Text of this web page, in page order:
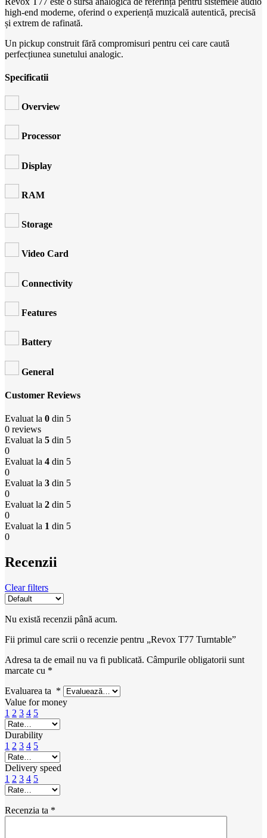
high-end moderne, oferind o experiență muzicală autentică, precisă
și extrem de rafinată.
Un pickup construit fără compromisuri pentru cei care caută
perfecțiunea sunetului analogic.
Specificatii
Overview
Processor
Display
RAM
Storage
Video Card
Connectivity
Features
Battery
General
Customer Reviews
Evaluat la 0 din 5
0 reviews
Evaluat la 5 din 5
0
Evaluat la 4 din 5
0
Evaluat la 3 din 5
0
Evaluat la 2 din 5
0
Evaluat la 1 din 5
0
Recenzii
Clear filters
Nu există recenzii până acum.
Fii primul care scrii o recenzie pentru „Revox T77 Turntable”
Adresa ta de email nu va fi publicată. Câmpurile obligatorii sunt
marcate cu *
Evaluarea ta *
Value for money
1 2 3 4 5
Durability
1 2 3 4 5
Delivery speed
1 2 3 4 5
Recenzia ta *